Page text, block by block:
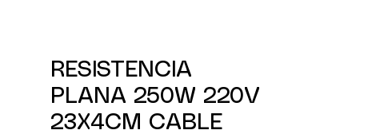
RESISTENCIA
PLANA 250W 220V
23X4CM CABLE